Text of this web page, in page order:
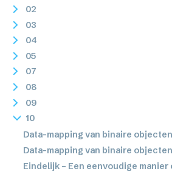
02
03
04
05
07
08
09
10
Data-mapping van binaire
Data-mapping van binaire objecten
Eindelijk – Een eenvoudige manier